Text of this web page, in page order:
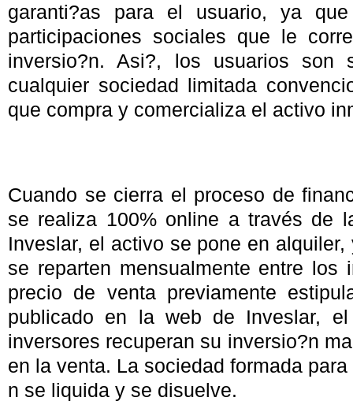
garanti?as para el usuario, ya
participaciones sociales que le
inversio?n. Asi?, los usuarios son
cualquier sociedad limitada
que compra y comercializa el activo
Cuando se cierra el proceso de
se realiza 100% online a través de
Inveslar, el activo se pone en
se reparten mensualmente entre
precio de venta previamente
publicado en la web de Inveslar,
inversores recuperan su inversio?n
en la venta. La sociedad formada
n se liquida y se disuelve.